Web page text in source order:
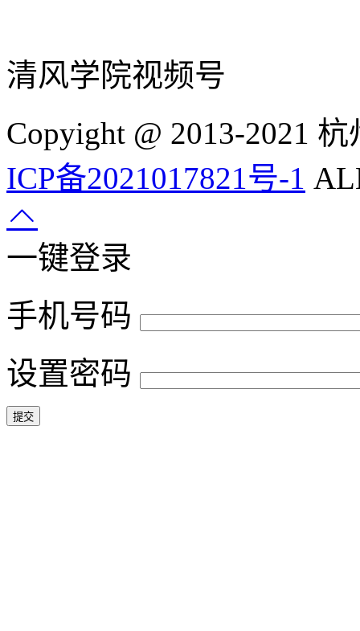
清风学院视频号
Copyight @ 2013-2021
ICP备2021017821号-1
一键登录
手机号码
设置密码